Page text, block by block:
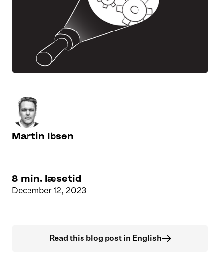
Martin Ibsen
8 min. læsetid
December 12, 2023
Read this blog post in English